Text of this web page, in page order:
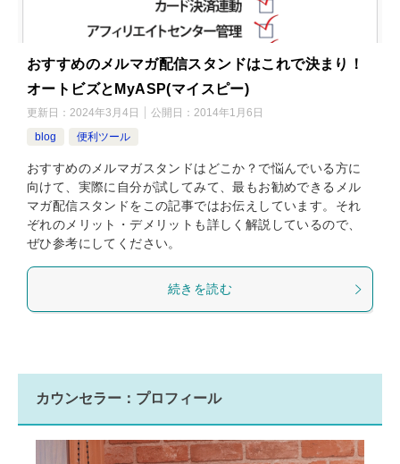
おすすめのメルマガ配信スタンドはこれで決まり！
オートビズとMyASP(マイスピー)
更新日： 2024年3月4日 公開日： 2014年1月6日
blog
便利ツール
おすすめのメルマガスタンドはどこか？で悩んでいる方に
向けて、実際に自分が試してみて、最もお勧めできるメル
マガ配信スタンドをこの記事ではお伝えしています。それ
ぞれのメリット・デメリットも詳しく解説しているので、
ぜひ参考にしてください。
続きを読む
カウンセラー：プロフィール